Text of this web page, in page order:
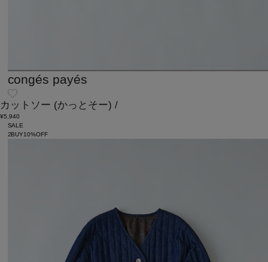
congés payés
カットソー (かっとそー) /
¥5,940
SALE
2BUY10%OFF